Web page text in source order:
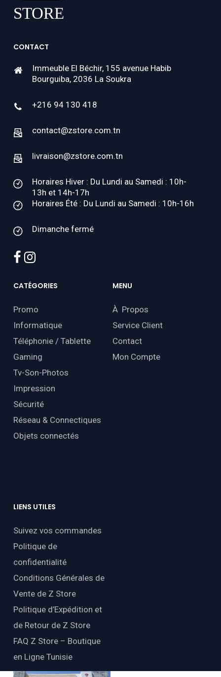
CONTACT
Immeuble El Béchir, 155 avenue Habib
Bourguiba, 2036 La Soukra
+216 94 130 418
contact@zstore.com.tn
livraison@zstore.com.tn
Horaires Hiver : Du Lundi au Samedi : 10h-
13h et 14h-17h
Horaires Été : Du Lundi au Samedi : 10h-16h
Dimanche fermé
facebook
instagram
CATÉGORIES
Promo
Informatique
Téléphonie / Tablette
Gaming
Tv-Son-Photos
Impression
Sécurité
Réseau & Connectiques
Objets connectés
MENU
À Propos
Service Client
Contact
Mon Compte
LIENS UTILES
Suivez vos commandes
Politique de
confidentialité
Conditions Générales de
Vente de Z Store
Politique d’Expédition et
de Retour de Z Store
FAQ Z Store – Boutique
en Ligne Tunisie